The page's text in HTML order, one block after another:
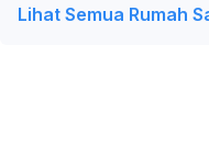
Lihat Semua Rumah